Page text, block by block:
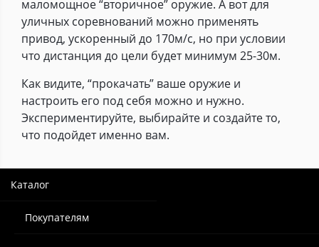
маломощное “вторичное” оружие. А вот для
уличных соревнований можно применять
привод, ускоренный до 170м/с, но при условии
что дистанция до цели будет минимум 25-30м.
Как видите, “прокачать” ваше оружие и
настроить его под себя можно и нужно.
Экспериментируйте, выбирайте и создайте то,
что подойдет именно вам.
Каталог
Покупателям